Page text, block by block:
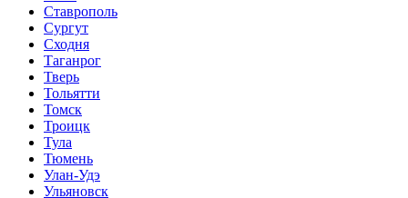
Ставрополь
Сургут
Сходня
Таганрог
Тверь
Тольятти
Томск
Троицк
Тула
Тюмень
Улан-Удэ
Ульяновск